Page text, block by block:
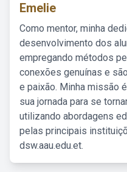
Emelie
Como mentor, minha
desenvolvimento dos
empregando métodos
conexões genuínas e
e paixão. Minha missão
sua jornada para se
utilizando abordagens
pelas principais
dsw.aau.edu.et.